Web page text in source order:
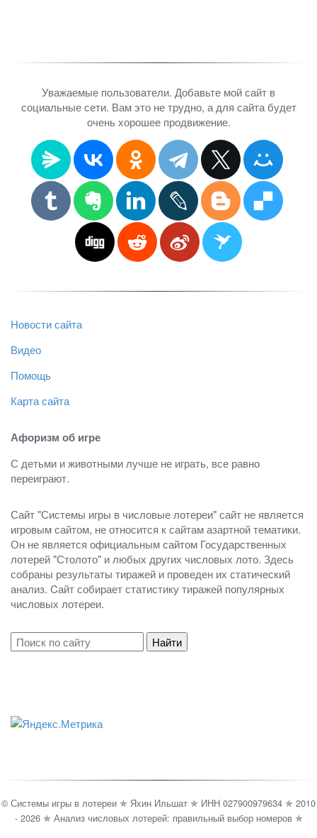
Уважаемые пользователи. Добавьте мой сайт в
социальные сети. Вам это не трудно, а для сайта будет
очень хорошее продвижение.
Новости сайта
Видео
Помощь
Карта сайта
Афоризм об игре
С детьми и животными лучше не играть, все равно
переиграют.
Сайт "Системы игры в числовые лотереи" сайт не является
игровым сайтом, не относится к сайтам азартной тематики.
Он не является официальным сайтом Государственных
лотерей "Столото" и любых других числовых лото. Здесь
собраны результаты тиражей и проведен их статический
анализ. Cайт собирает статистику тиражей популярных
числовых лотереи.
© Системы игры в лотереи ✯ Яхин Ильшат ✯ ИНН 027900979634 ✯ 2010
- 2026 ✯ Анализ числовых лотерей: правильный выбор номеров ✯